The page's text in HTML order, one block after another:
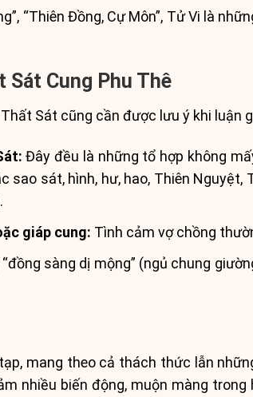
“Thiên Đồng, Cự Môn”, Tử Vi là
Sát Cung Phu Thê
Sát cũng cần được lưu ý khi luận
Đây đều là những tổ hợp không
sao sát, hình, hư, hao, Thiên Nguyệt,
giáp cung: Tình cảm vợ chồng
sàng dị mộng” (ngủ chung
mang theo cả thách thức lẫn
nhiều biến động, muộn màng